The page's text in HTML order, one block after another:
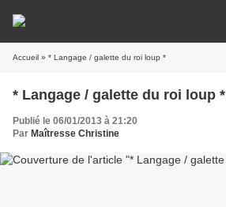
Accueil » * Langage / galette du roi loup *
* Langage / galette du roi loup *
Publié le 06/01/2013 à 21:20
Par Maîtresse Christine